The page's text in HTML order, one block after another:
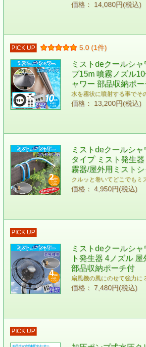
価格： 14,080円(税込)
PICK UP 5.0 (1件)
ミストdeクールシ
プ15m 噴霧ノズル
ャワー 部品収納ポ
水を霧状に噴射する事でそ
価格： 13,200円(税込)
ミストdeクールシ
タイプ ミスト発生
霧器/屋外用ミスト
クルッと巻いてどこでもミ
価格： 4,950円(税込)
PICK UP
ミストdeクールシ
ト発生器 4ノズル
部品収納ポーチ付
扇風機の風にのせて強力に
価格： 7,480円(税込)
PICK UP